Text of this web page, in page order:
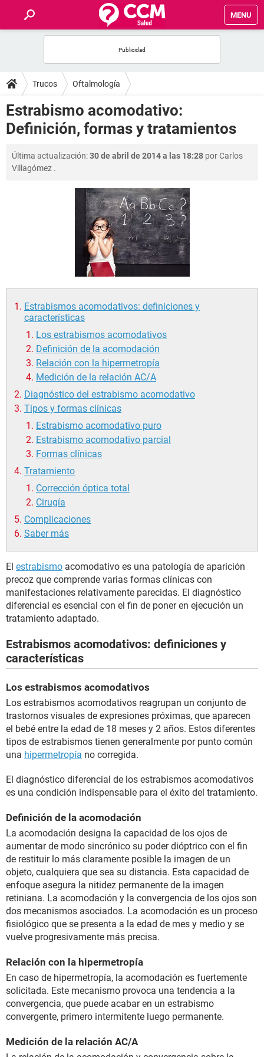
MENU
FOROS
SALUD
FAMILIA
NUTRICIÓN
Trucos Oftalmología
Estrabismo acomodativo:
Definición, formas y tratamientos
Última actualización:30 de abril de 2014 a las 18:28 porCarlos
Villagómez .
Estrabismos acomodativos: definiciones y
características
Los estrabismos acomodativos
Definición de la acomodación
Relación con la hipermetropía
Medición de la relación AC/A
Diagnóstico del estrabismo acomodativo
Tipos y formas clínicas
Estrabismo acomodativo puro
Estrabismo acomodativo parcial
Formas clínicas
Tratamiento
Corrección óptica total
Cirugía
Complicaciones
Saber más
El estrabismo acomodativo es una patología de aparición
precoz que comprende varias formas clínicas con
manifestaciones relativamente parecidas. El diagnóstico
diferencial es esencial con el fin de poner en ejecución un
tratamiento adaptado.
Estrabismos acomodativos: definiciones y
características
Los estrabismos acomodativos
Los estrabismos acomodativos reagrupan un conjunto de
trastornos visuales de expresiones próximas, que aparecen
el bebé entre la edad de 18 meses y 2 años. Estos diferentes
tipos de estrabismos tienen generalmente por punto común
una hipermetropía no corregida.
El diagnóstico diferencial de los estrabismos acomodativos
es una condición indispensable para el éxito del tratamiento.
Definición de la acomodación
La acomodación designa la capacidad de los ojos de
aumentar de modo sincrónico su poder dióptrico con el fin
de restituir lo más claramente posible la imagen de un
objeto, cualquiera que sea su distancia. Esta capacidad de
enfoque asegura la nitidez permanente de la imagen
retiniana. La acomodación y la convergencia de los ojos son
dos mecanismos asociados. La acomodación es un proceso
fisiológico que se presenta a la edad de mes y medio y se
vuelve progresivamente más precisa.
Relación con la hipermetropía
En caso de hipermetropía, la acomodación es fuertemente
solicitada. Este mecanismo provoca una tendencia a la
convergencia, que puede acabar en un estrabismo
convergente, primero intermitente luego permanente.
Medición de la relación AC/A